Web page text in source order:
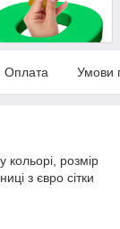
Оплата Умови
кольорі, розмір
з євро сітки